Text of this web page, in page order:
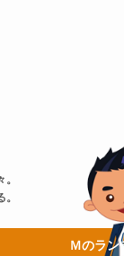
Ｍのラン